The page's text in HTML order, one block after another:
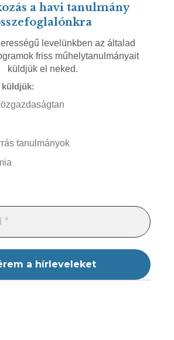
a havi tanulmány
levelünkben az általad
friss műhelytanulmányait
küldjük el neked.
küldjük:
tanulmányok